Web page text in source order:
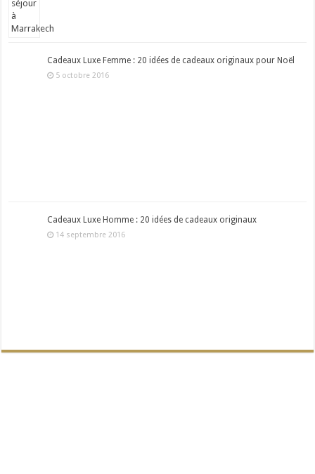
Cadeaux Luxe Femme : 20 idées de cadeaux originaux pour Noël
5 octobre 2016
Cadeaux Luxe Homme : 20 idées de cadeaux originaux
14 septembre 2016